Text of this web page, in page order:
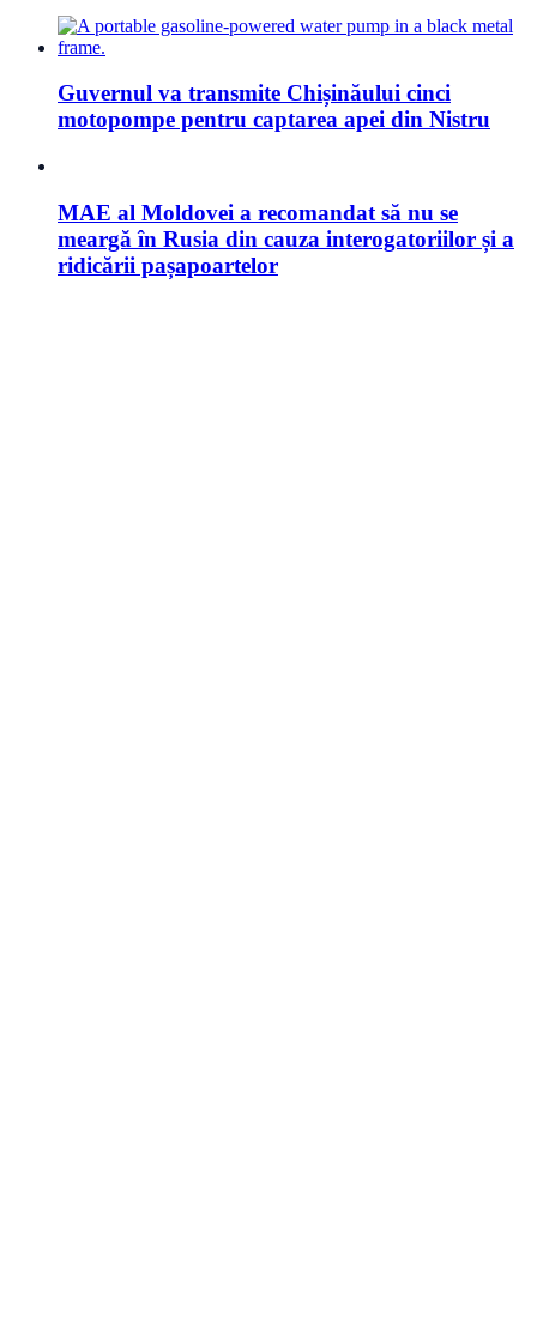
Guvernul va transmite Chișinăului cinci
motopompe pentru captarea apei din Nistru
MAE al Moldovei a recomandat să nu se
meargă în Rusia din cauza interogatoriilor și a
ridicării pașapoartelor